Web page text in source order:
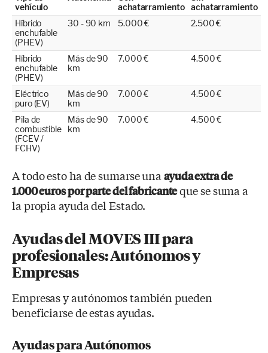
vehículo
achatarramiento
achatarramiento
Híbrido
enchufable
(PHEV)
30 - 90 km 5.000 € 2.500 €
Híbrido
enchufable
(PHEV)
Más de 90
km
7.000 € 4.500 €
Eléctrico
puro (EV)
Más de 90
km
7.000 € 4.500 €
Pila de
combustible
(FCEV /
FCHV)
Más de 90
km
7.000 € 4.500 €
A todo esto ha de sumarse una ayuda extra de
1.000 euros por parte del fabricanteque se suma a
la propia ayuda del Estado.
Ayudas del MOVES III para
profesionales: Autónomos y
Empresas
Empresas y autónomos también pueden
beneficiarse de estas ayudas.
Ayudas para Autónomos